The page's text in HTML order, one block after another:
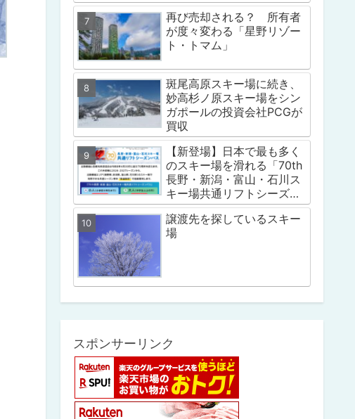
再び売却される？ 所有者
が度々変わる「星野リゾー
ト・トマム」
斑尾高原スキー場に続き、
妙高杉ノ原スキー場をシン
ガポールの投資会社PCGが
買収
【新登場】日本で最も多く
のスキー場を滑れる「70th
長野・新潟・富山・石川ス
キー場共通リフトシーズン
パス」
譲渡先を探しているスキー
場
スポンサーリンク